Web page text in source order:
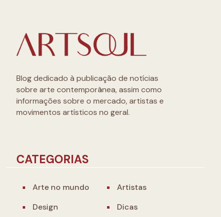
Blog dedicado à publicação de notícias
sobre arte contemporânea, assim como
informações sobre o mercado, artistas e
movimentos artísticos no geral.
CATEGORIAS
Arte no mundo
Artistas
Design
Dicas